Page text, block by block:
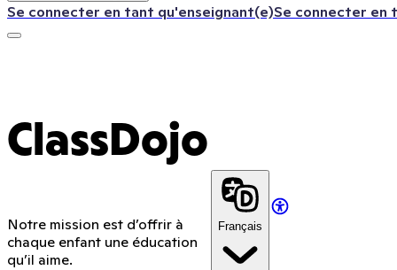
Se connecter en tant qu'enseignant(e)Se connecter en
ClassDojo
Notre mission est d’offrir à
chaque enfant une éducation
qu’il aime.
Français